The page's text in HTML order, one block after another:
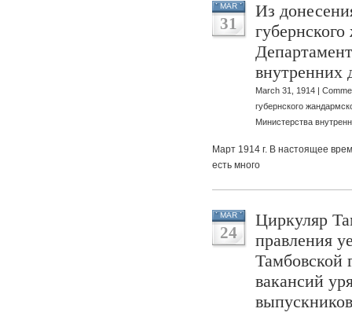
MAR
31
Из
внутренних
March 31, 1914 |
губернского
Министерства
Март 1914 г. В настоящее
есть много
MAR
24
Циркуляр
правления
Тамбовской
вакансий